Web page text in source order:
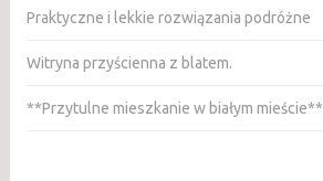
Praktyczne i lekkie rozwiązania podróżne
Witryna przyścienna z blatem.
**Przytulne mieszkanie w białym mieście**